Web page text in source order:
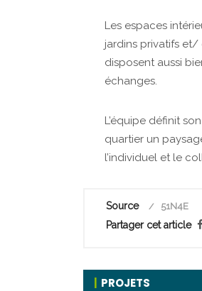
Les espaces
jardins privatifs et/
disposent aussi
échanges.
L’équipe définit
quartier un
l’individuel et le
Source 51N4E
Partager cet article
PROJETS